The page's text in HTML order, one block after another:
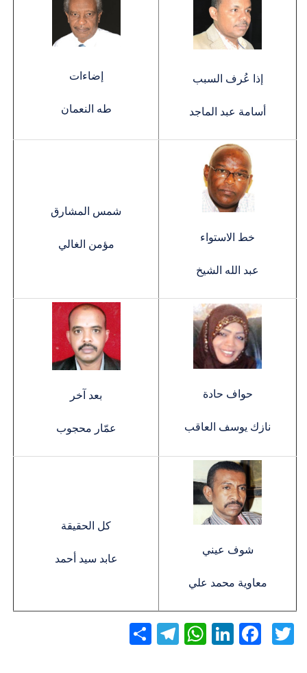
إذا عُرف السبب
أسامة عبد الماجد
إضاءات
طه النعمان
خط الاستواء
عبد الله الشيخ
شمس المشارق
مؤمن الغالي
حواف حادة
نازك يوسف العاقب
بعد آخر
عمّار محجوب
شوف عيني
معاوية محمد علي
كل الحقيقة
عابد سيد أحمد
Twitter
Facebook
LinkedIn
WhatsApp
Telegram